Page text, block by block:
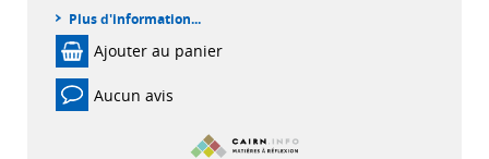
Plus d'information...
Ajouter au panier
Aucun avis